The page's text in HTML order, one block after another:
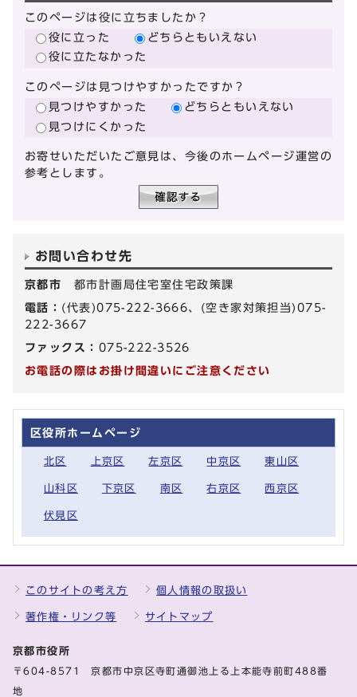
このページは役に立ちましたか？
役に立った
どちらともいえない
役に立たなかった
このページは見つけやすかったですか？
見つけやすかった
どちらともいえない
見つけにくかった
お寄せいただいたご意見は、今後のホームページ運営の
参考とします。
お問い合わせ先
京都市 都市計画局住宅室住宅政策課
電話： (代表)075-222-3666、(空き家対策担当)075-
222-3667
ファックス： 075-222-3526
お電話の際はお掛け間違いにご注意ください
区役所ホームページ
北区 上京区 左京区 中京区 東山区
山科区 下京区 南区 右京区 西京区
伏見区
このサイトの考え方 個人情報の取扱い
著作権・リンク等 サイトマップ
京都市役所
〒604-8571 京都市中京区寺町通御池上る上本能寺前町488番
地